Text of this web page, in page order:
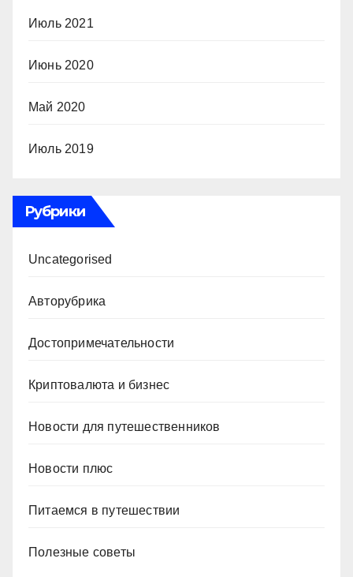
Июль 2021
Июнь 2020
Май 2020
Июль 2019
Рубрики
Uncategorised
Авторубрика
Достопримечательности
Криптовалюта и бизнес
Новости для путешественников
Новости плюс
Питаемся в путешествии
Полезные советы